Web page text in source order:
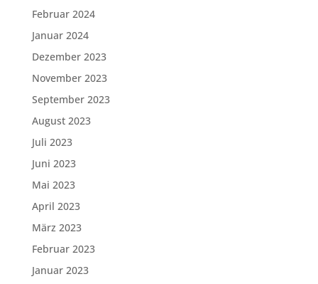
Februar 2024
Januar 2024
Dezember 2023
November 2023
September 2023
August 2023
Juli 2023
Juni 2023
Mai 2023
April 2023
März 2023
Februar 2023
Januar 2023